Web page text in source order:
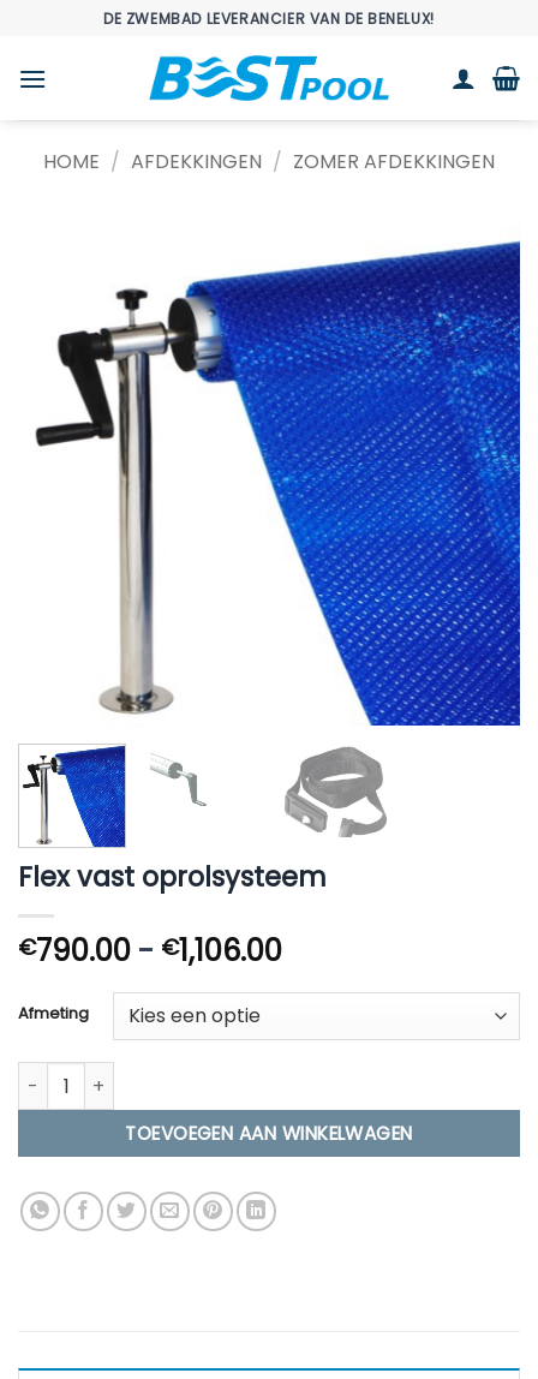
inhoud
DE ZWEMBAD LEVERANCIER VAN DE BENELUX!
HOME / AFDEKKINGEN / ZOMER AFDEKKINGEN
Flex vast oprolsysteem
€790.00 - €1,106.00Prijsklasse:
€1,106.00
Afmeting
Flex vast oprolsysteem aantal
TOEVOEGEN AAN WINKELWAGEN